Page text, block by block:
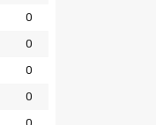
0
0
0
0